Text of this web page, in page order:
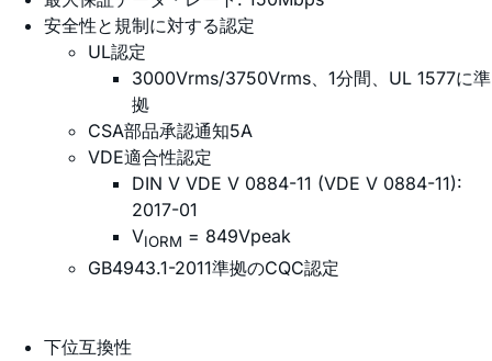
安全性と規制に対する認定
UL認定
3000Vrms/3750Vrms、1分間、UL 1577に準
拠
CSA部品承認通知5A
VDE適合性認定
DIN V VDE V 0884-11 (VDE V 0884-11):
2017-01
VIORM = 849Vpeak
GB4943.1-2011準拠のCQC認定
下位互換性